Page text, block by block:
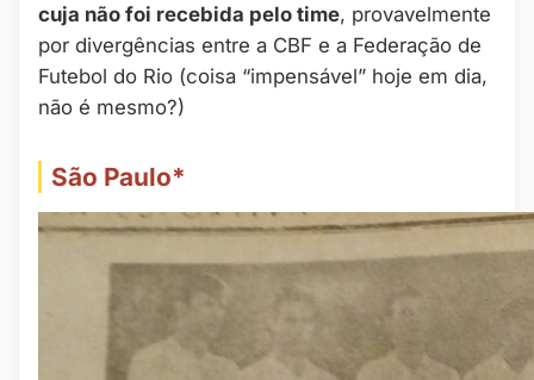
cuja não foi recebida pelo time, provavelmente
por divergências entre a CBF e a Federação de
Futebol do Rio (coisa “impensável” hoje em dia,
não é mesmo?)
São Paulo*